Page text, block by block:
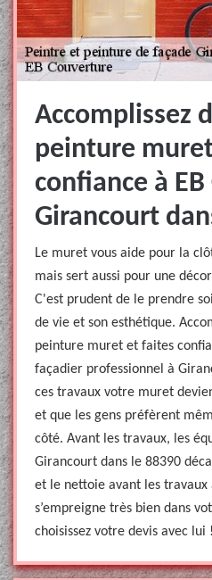
Accomplissez
peinture
confiance à
Girancourt
Le muret vous aide pour la
mais sert aussi pour une
C'est prudent de le prendre
de vie et son esthétique.
peinture muret et faites
façadier professionnel à
ces travaux votre muret
et que les gens préfèrent
côté. Avant les travaux, les
Girancourt dans le 88390
et le nettoie avant les
s’empreigne très bien dans
choisissez votre devis avec lui !